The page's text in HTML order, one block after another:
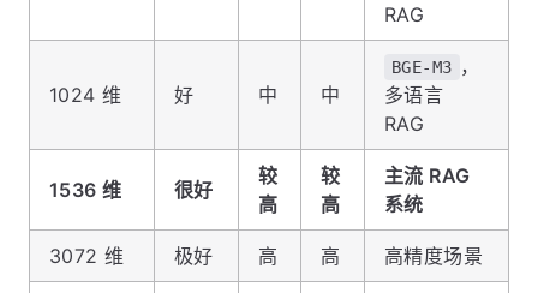
RAG
1024 维 好 中 中
BGE-M3 ，
多语言
RAG
1536 维 很好
较
高
较
高
主流 RAG
系统
3072 维 极好 高 高 高精度场景